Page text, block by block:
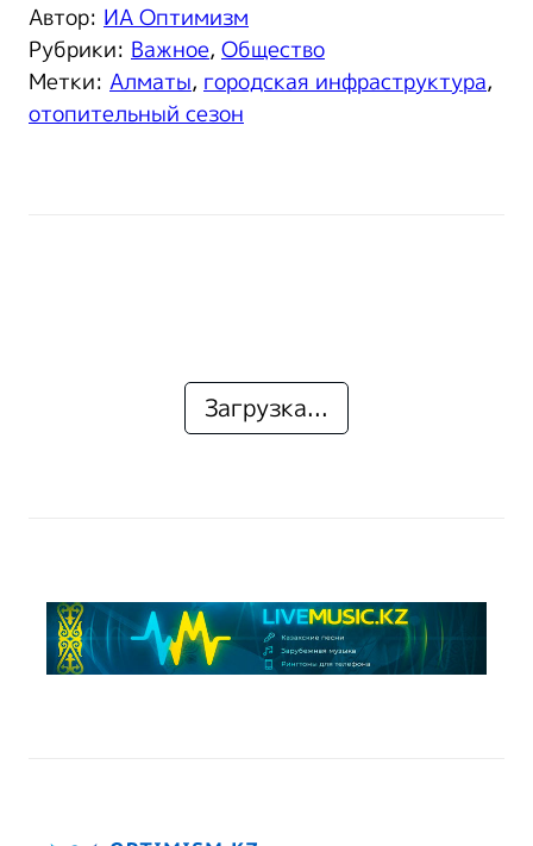
Автор: ИА Оптимизм
Рубрики: Важное, Общество
Метки: Алматы, городская инфраструктура,
отопительный сезон
Загрузка...